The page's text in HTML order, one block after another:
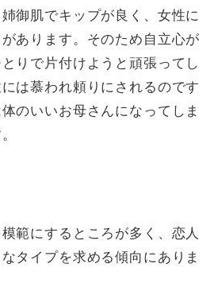
御肌でキップが良く、女性に
あります。そのため自立心が
りで片付けようと頑張ってし
は慕われ頼りにされるのです
のいいお母さんになってしま
範にするところが多く、恋人
タイプを求める傾向にありま